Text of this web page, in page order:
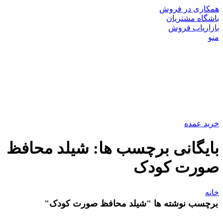
همکاری در فروش
باشگاه مشتریان
بازاریاب فروش
منو
خرید عمده
بایگانی برچسب ها: شیلد محافظ
صورت کودک
خانه
برچسب نوشته ها "شیلد محافظ صورت کودک"